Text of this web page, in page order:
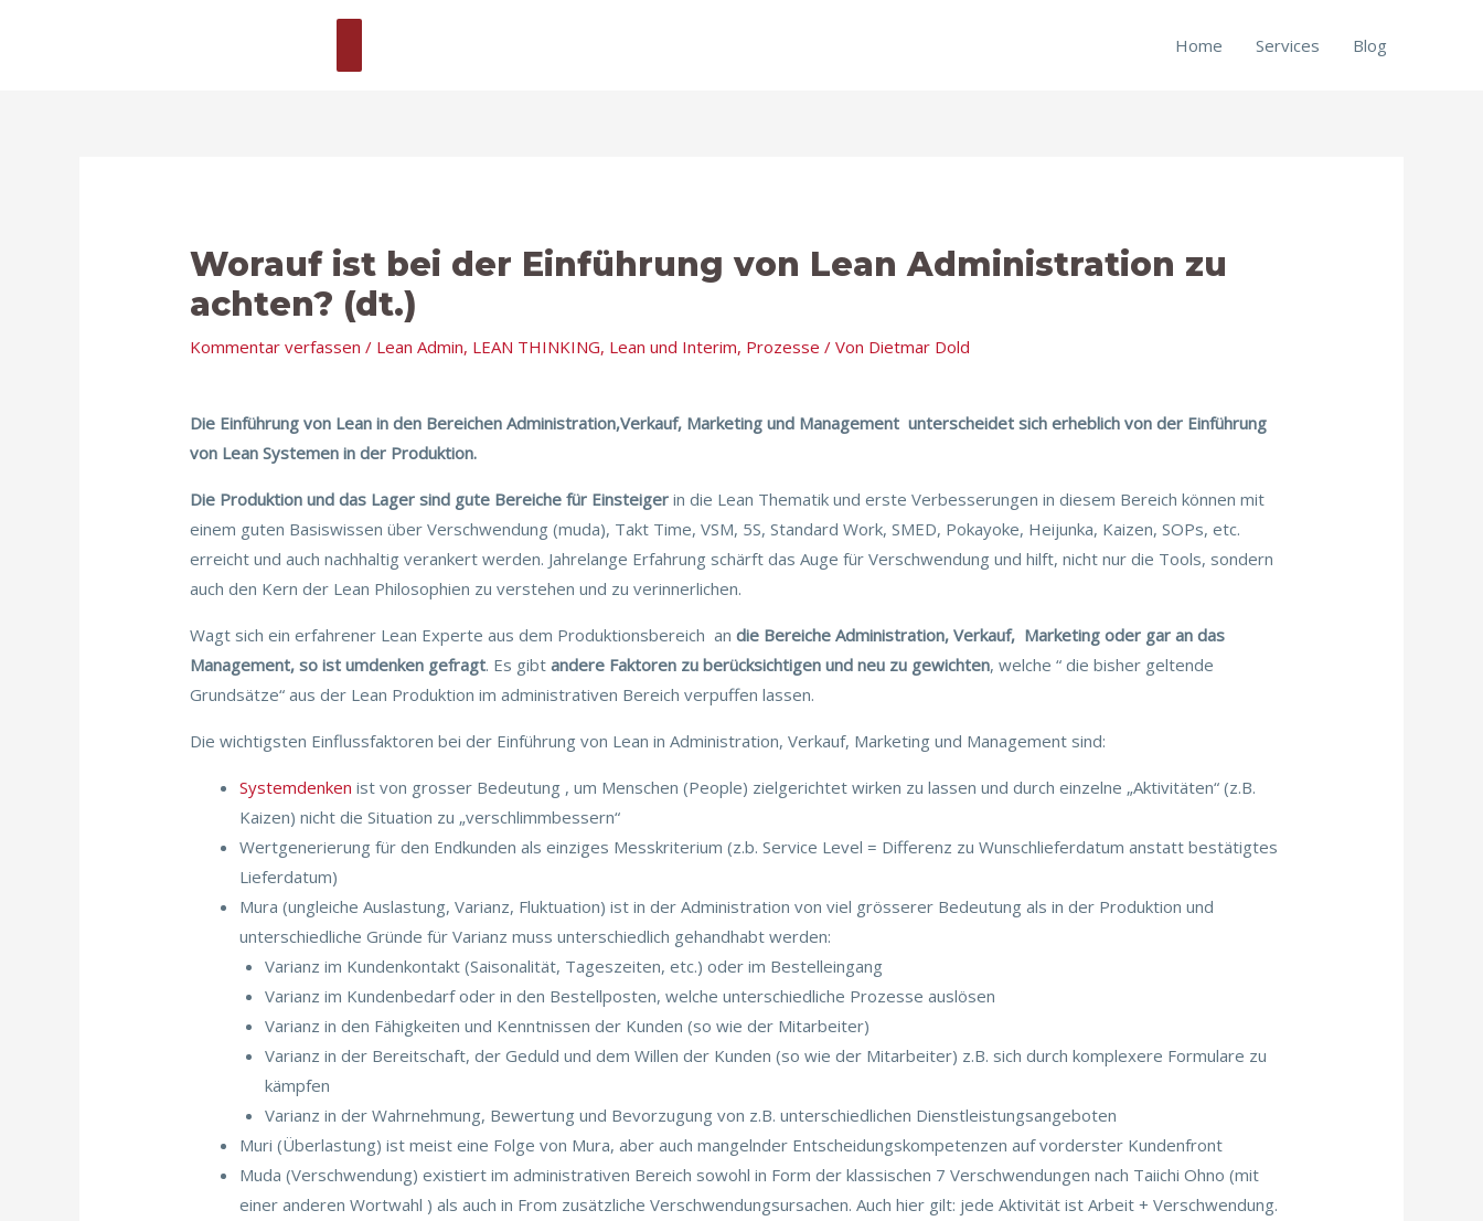
Hauptmenü
Home Services Blog
Worauf ist bei der Einführung von Lean Administration zu
achten? (dt.)
Kommentar verfassen / Lean Admin, LEAN THINKING, Lean und Interim, Prozesse / Von Dietmar Dold
Die Einführung von Lean in den Bereichen Administration,Verkauf, Marketing und Management unterscheidet sich erheblich von der Einführung
von Lean Systemen in der Produktion.
Die Produktion und das Lager sind gute Bereiche für Einsteiger in die Lean Thematik und erste Verbesserungen in diesem Bereich können mit
einem guten Basiswissen über Verschwendung (muda), Takt Time, VSM, 5S, Standard Work, SMED, Pokayoke, Heijunka, Kaizen, SOPs, etc.
erreicht und auch nachhaltig verankert werden. Jahrelange Erfahrung schärft das Auge für Verschwendung und hilft, nicht nur die Tools, sondern
auch den Kern der Lean Philosophien zu verstehen und zu verinnerlichen.
Wagt sich ein erfahrener Lean Experte aus dem Produktionsbereich andie Bereiche Administration, Verkauf, Marketing oder gar an das
Management, so ist umdenken gefragt. Es gibtandere Faktoren zu berücksichtigen und neu zu gewichten, welche “ die bisher geltende
Grundsätze“ aus der Lean Produktion im administrativen Bereich verpuffen lassen.
Die wichtigsten Einflussfaktoren bei der Einführung von Lean in Administration, Verkauf, Marketing und Management sind:
Systemdenken ist von grosser Bedeutung , um Menschen (People) zielgerichtet wirken zu lassen und durch einzelne „Aktivitäten“ (z.B.
Kaizen) nicht die Situation zu „verschlimmbessern“
Wertgenerierung für den Endkunden als einziges Messkriterium (z.b. Service Level = Differenz zu Wunschlieferdatum anstatt bestätigtes
Lieferdatum)
Mura (ungleiche Auslastung, Varianz, Fluktuation) ist in der Administration von viel grösserer Bedeutung als in der Produktion und
unterschiedliche Gründe für Varianz muss unterschiedlich gehandhabt werden:
Varianz im Kundenkontakt (Saisonalität, Tageszeiten, etc.) oder im Bestelleingang
Varianz im Kundenbedarf oder in den Bestellposten, welche unterschiedliche Prozesse auslösen
Varianz in den Fähigkeiten und Kenntnissen der Kunden (so wie der Mitarbeiter)
Varianz in der Bereitschaft, der Geduld und dem Willen der Kunden (so wie der Mitarbeiter) z.B. sich durch komplexere Formulare zu
kämpfen
Varianz in der Wahrnehmung, Bewertung und Bevorzugung von z.B. unterschiedlichen Dienstleistungsangeboten
Muri (Überlastung) ist meist eine Folge von Mura, aber auch mangelnder Entscheidungskompetenzen auf vorderster Kundenfront
Muda (Verschwendung) existiert im administrativen Bereich sowohl in Form der klassischen 7 Verschwendungen nach Taiichi Ohno (mit
einer anderen Wortwahl ) als auch in From zusätzliche Verschwendungsursachen. Auch hier gilt: jede Aktivität ist Arbeit + Verschwendung.